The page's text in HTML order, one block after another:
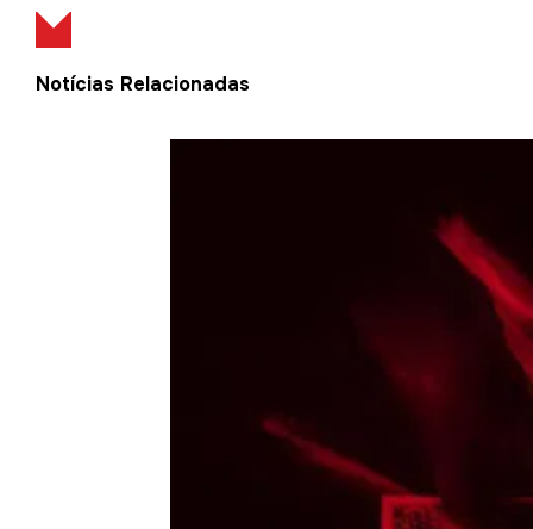
Notícias Relacionadas